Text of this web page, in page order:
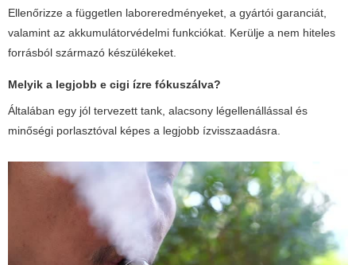
Ellenőrizze a független laboreredményeket, a gyártói garanciát,
valamint az akkumulátorvédelmi funkciókat. Kerülje a nem hiteles
forrásból származó készülékeket.
Melyik a legjobb e cigi ízre fókuszálva?
Általában egy jól tervezett tank, alacsony légellenállással és
minőségi porlasztóval képes a legjobb ízvisszaadásra.